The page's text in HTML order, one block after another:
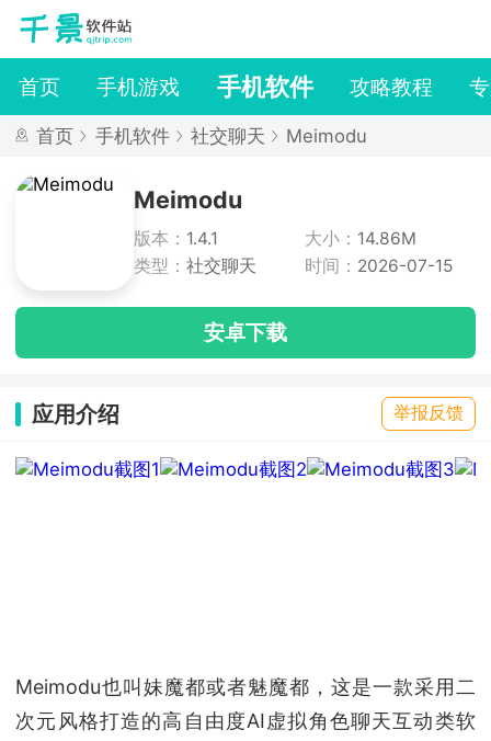
首页 手机游戏 手机软件 攻略教程
首页 手机软件 社交聊天 Meimodu
Meimodu
版本： 1.4.1 大小： 14.86M
类型： 社交聊天 时间： 2026-07-15
安卓下载
应用介绍 举报反馈
Meimodu也叫妹魔都或者魅魔都，这是一款采用二
次元风格打造的高自由度AI虚拟角色聊天互动类软